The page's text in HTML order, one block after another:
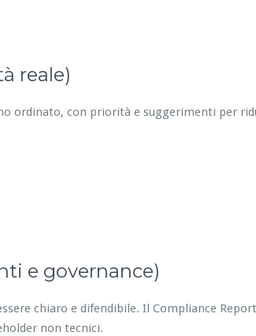
reale)
ordinato, con priorità e suggerimenti per
e governance)
chiaro e difendibile. Il Compliance
non tecnici.